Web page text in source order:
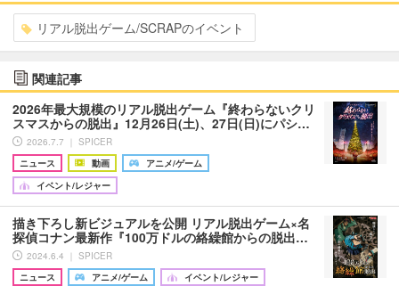
リアル脱出ゲーム/SCRAPのイベント
関連記事
2026年最大規模のリアル脱出ゲーム『終わらないクリ
スマスからの脱出』12月26日(土)、27日(日)にパシ…
2026.7.7 ｜ SPICER
ニュース
動画
アニメ/ゲーム
イベント/レジャー
描き下ろし新ビジュアルを公開 リアル脱出ゲーム×名
探偵コナン最新作『100万ドルの絡繰館からの脱出…
2024.6.4 ｜ SPICER
ニュース
アニメ/ゲーム イベント/レジャー